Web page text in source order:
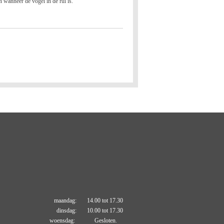
maandag: 14.00 tot 17.30
dinsdag: 10.00 tot 17.30
woensdag: Gesloten.